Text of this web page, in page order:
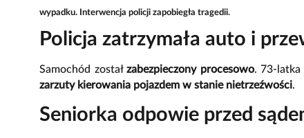
wypadku. Interwencja policji zapobiegła tragedii.
Policja zatrzymała auto i
Samochód zostałzabezpieczony procesowo. 73-latka
zarzuty kierowania pojazdem w stanie nietrzeźwości.
Seniorka odpowie przed